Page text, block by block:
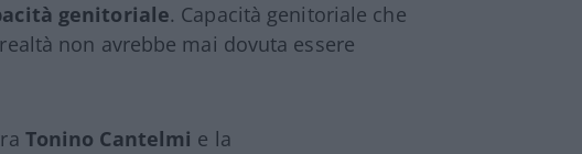
genitoriale. Capacità genitoriale che
non avrebbe mai dovuta essere
Tonino Cantelmi e la